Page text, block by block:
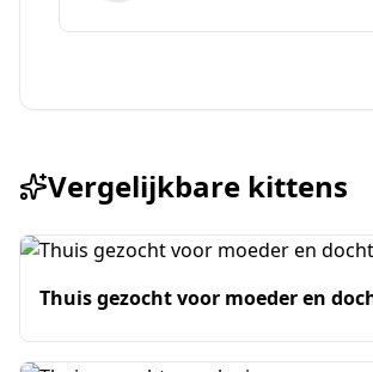
Vergelijkbare kittens
Thuis gezocht voor moeder en